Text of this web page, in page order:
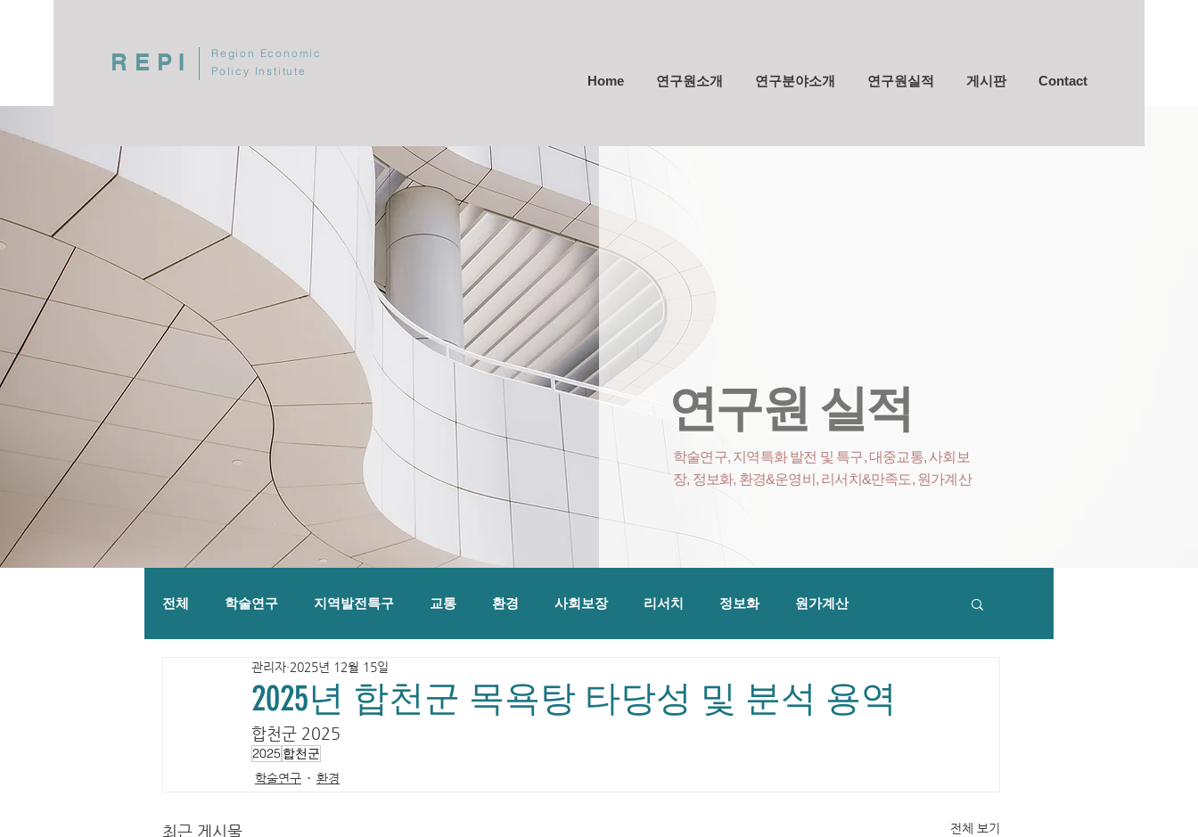
REPI
Region Economic
Policy Institute
Home 연구원소개 연구분야소개 연구원실적 게시판 Contact
전체 학술연구 지역발전특구 교통 환경 사회보장 리서치 정보화 원가계산
2025년 합천군 목욕탕 타당성 및 분석 용역
관리자 2025년 12월 15일
합천군 2025
2025 합천군
학술연구 환경
최근 게시물 전체 보기
연구원 실적
학술연구, 지역특화 발전 및 특구, 대중교통, 사회보
장, 정보화, 환경&운영비 , 리서치&만족도, 원가계산